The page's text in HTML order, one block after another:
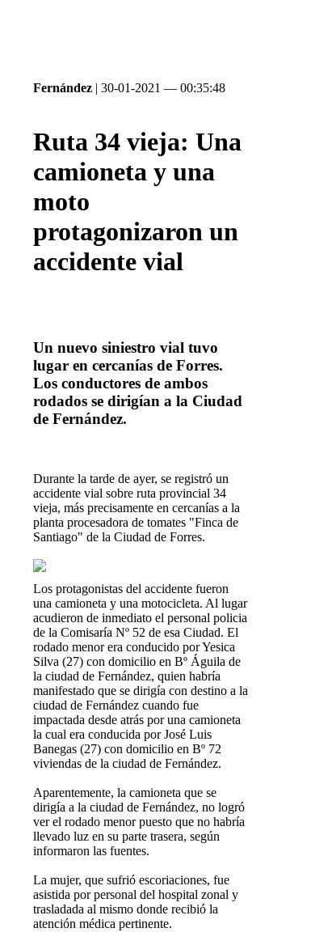
Fernández | 30-01-2021 — 00:35:48
Ruta 34 vieja: Una
camioneta y una
moto
protagonizaron un
accidente vial
Un nuevo siniestro vial tuvo
lugar en cercanías de Forres.
Los conductores de ambos
rodados se dirigían a la Ciudad
de Fernández.
Durante la tarde de ayer, se registró un
accidente vial sobre ruta provincial 34
vieja, más precisamente en cercanías a la
planta procesadora de tomates "Finca de
Santiago" de la Ciudad de Forres.
Los protagonistas del accidente fueron
una camioneta y una motocicleta. Al lugar
acudieron de inmediato el personal policia
de la Comisaría Nº 52 de esa Ciudad. El
rodado menor era conducido por Yesica
Silva (27) con domicilio en Bº Águila de
la ciudad de Fernández, quien habría
manifestado que se dirigía con destino a la
ciudad de Fernández cuando fue
impactada desde atrás por una camioneta
la cual era conducida por José Luis
Banegas (27) con domicilio en Bº 72
viviendas de la ciudad de Fernández.
Aparentemente, la camioneta que se
dirigía a la ciudad de Fernández, no logró
ver el rodado menor puesto que no habría
llevado luz en su parte trasera, según
informaron las fuentes.
La mujer, que sufrió escoriaciones, fue
asistida por personal del hospital zonal y
trasladada al mismo donde recibió la
atención médica pertinente.